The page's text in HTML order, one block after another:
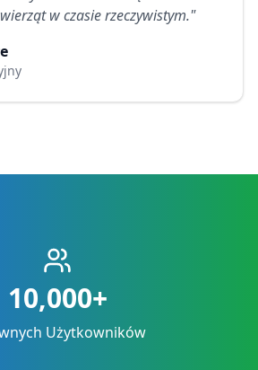
w czasie rzeczywistym."
10,000+
Użytkowników